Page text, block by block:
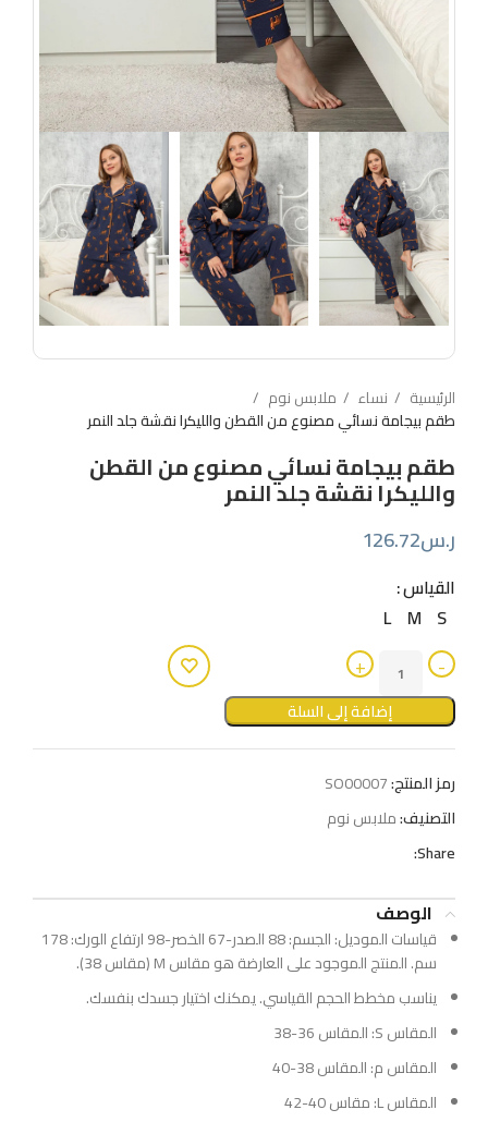
الرئيسية نساء
ملابس نوم
طقم بيجامة نسائي مصنوع من القطن والليكرا نقشة جلد النمر
طقم بيجامة نسائي مصنوع من القطن
والليكرا نقشة جلد النمر
ر.س126.72
القياس
S
M
L
إضافة إلى السلة
رمز المنتج:SO00007
التصنيف:ملابس نوم
Share:
الوصف
قياسات الموديل: الجسم: 88 الصدر-67 الخصر-98 ارتفاع الورك: 178
سم. المنتج الموجود على العارضة هو مقاس M (مقاس 38).
يناسب مخطط الحجم القياسي. يمكنك اختيار جسدك بنفسك.
المقاس S: المقاس 36-38
المقاس م: المقاس 38-40
المقاس L: مقاس 40-42